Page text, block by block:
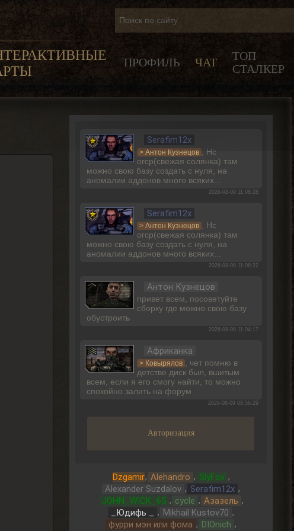
ПРОФИЛЬ ЧАТ
ТОП
СТАЛКЕР
Serafim12x
> Антон Кузнецов , Нс
огср(свежая солянка) там
можно свою базу создать с нуля, на
аномалии аддонов много всяких...
2026-08-09 11:08:28
Serafim12x
> Антон Кузнецов , Нс
огср(свежая солянка) там
можно свою базу создать с нуля, на
аномалии аддонов много всяких...
2026-08-09 11:08:22
Антон Кузнецов
привет всем, посоветуйте
сборку где можно свою базу
обустроить
2026-08-09 11:04:17
Африканка
> Ковырялов , чет помню в
детстве диск был, вшитым
всем, если я его смогу найти, то можно
спокойно залить на форум
2026-08-09 08:56:29
Точнее, второй сталкер...
Ковырялов
> Alehandro , мод не мод, а вот
модельки там всё же стоят
внимания! Сам себе на Source портанул.
Собственно, только одними модельками и
едины... X)
Авторизация
Dzgamir, Alehandro , SlyFox ,
Alexander Suzdalov , Serafim12x ,
JOHN_WICK_65 , cycle , Азазель ,
_Юдифь _
, Mikhail Kustov70 ,
фурри мэн или фома , DIOnich ,